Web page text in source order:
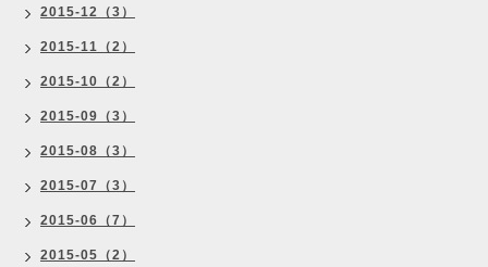
2015-12（3）
2015-11（2）
2015-10（2）
2015-09（3）
2015-08（3）
2015-07（3）
2015-06（7）
2015-05（2）